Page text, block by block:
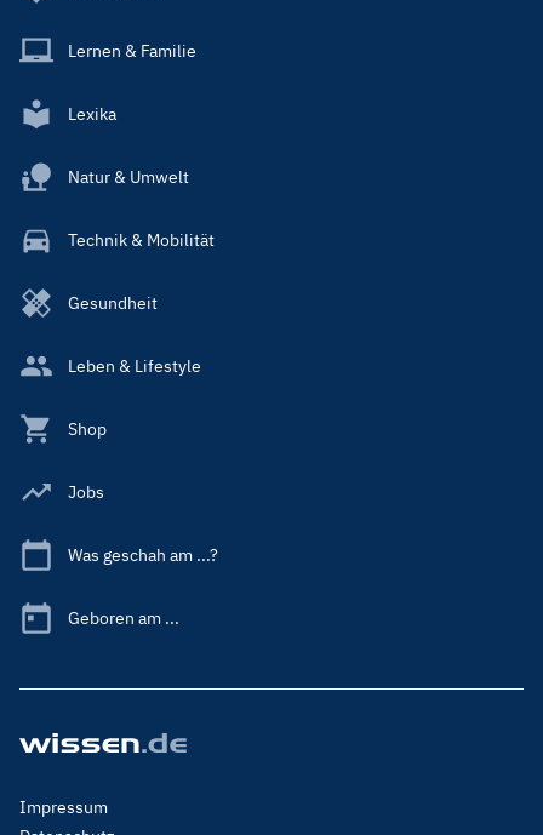
Lernen & Familie
Lexika
Natur & Umwelt
Technik & Mobilität
Gesundheit
Leben & Lifestyle
Shop
Jobs
Was geschah am ...?
Geboren am ...
Footer
Impressum